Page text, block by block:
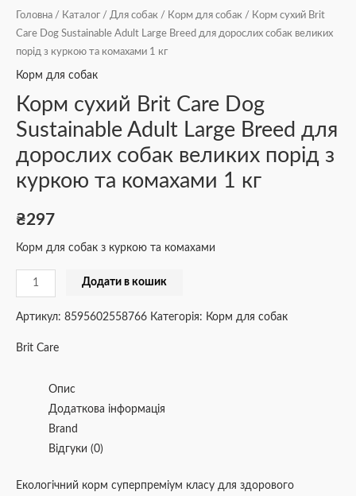
Головна / Каталог / Для собак / Корм для собак / Корм сухий Brit
Care Dog Sustainable Adult Large Breed для дорослих собак великих
порід з куркою та комахами 1 кг
Корм для собак
Корм сухий Brit Care Dog
Sustainable Adult Large Breed для
дорослих собак великих порід з
куркою та комахами 1 кг
₴297
Корм для собак з куркою та комахами
1
Додати в кошик
Артикул: 8595602558766 Категорія: Корм для собак
Brit Care
Опис
Додаткова інформація
Brand
Відгуки (0)
Екологічний корм суперпреміум класу для здорового